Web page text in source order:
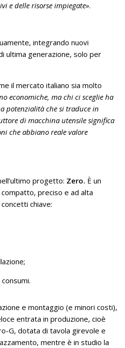
e delle risorse impiegate».
integrando nuovi
ultima generazione, solo per
il mercato italiano sia molto
economiche, ma chi ci sceglie ha
potenzialità che si traduce in
di macchina utensile significa
che abbiano reale valore
progetto: Zero. È un
preciso e ad alta
chiave:
e montaggio (e minori costi),
entrata in produzione, cioè
G, dotata di tavola girevole e
mentre è in studio la